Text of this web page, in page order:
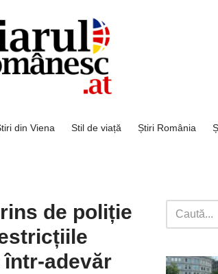
din Viena Stil de viață Știri România
de poliție
într-adevăr